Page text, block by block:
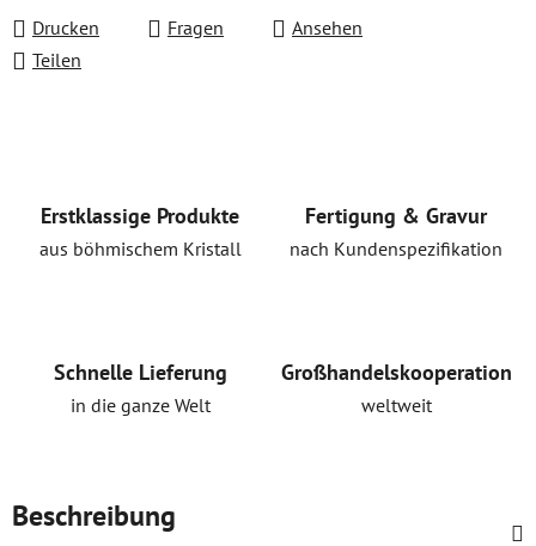
Drucken Fragen
Ansehen
Teilen
Erstklassige Produkte
aus böhmischem Kristall
Fertigung & Gravur
nach Kundenspezifikation
Schnelle Lieferung
in die ganze Welt
Großhandelskooperation
weltweit
Beschreibung